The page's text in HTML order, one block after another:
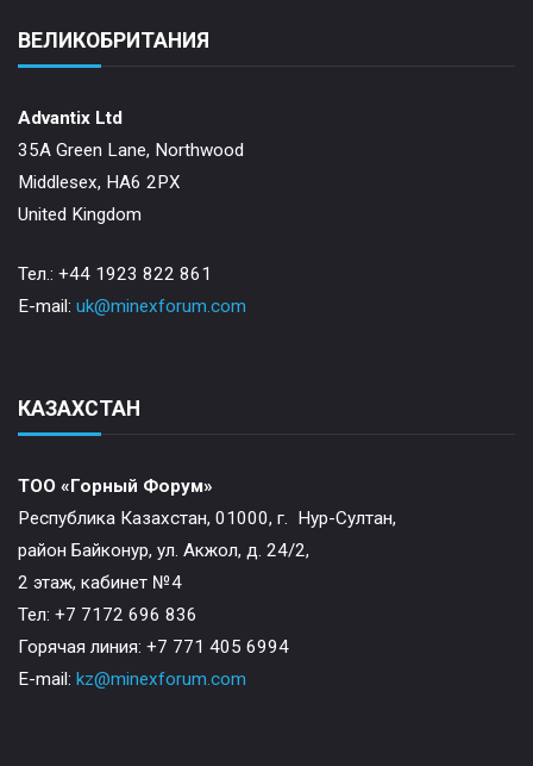
ВЕЛИКОБРИТАНИЯ
Advantix Ltd
35A Green Lane, Northwood
Middlesex, HA6 2PX
United Kingdom
Тел.: +44 1923 822 861
E-mail: uk@minexforum.com
КАЗАХСТАН
ТОО «Горный Форум»
Республика Казахстан, 01000, г. Нур-Султан,
район Байконур, ул. Акжол, д. 24/2,
2 этаж, кабинет №4
Тел: +7 7172 696 836
Горячая линия: +7 771 405 6994
E-mail: kz@minexforum.com